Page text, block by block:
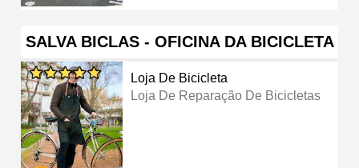
SALVA BICLAS - OFICINA DA BICICLETA
Loja De Bicicleta
Loja De Reparação De Bicicletas